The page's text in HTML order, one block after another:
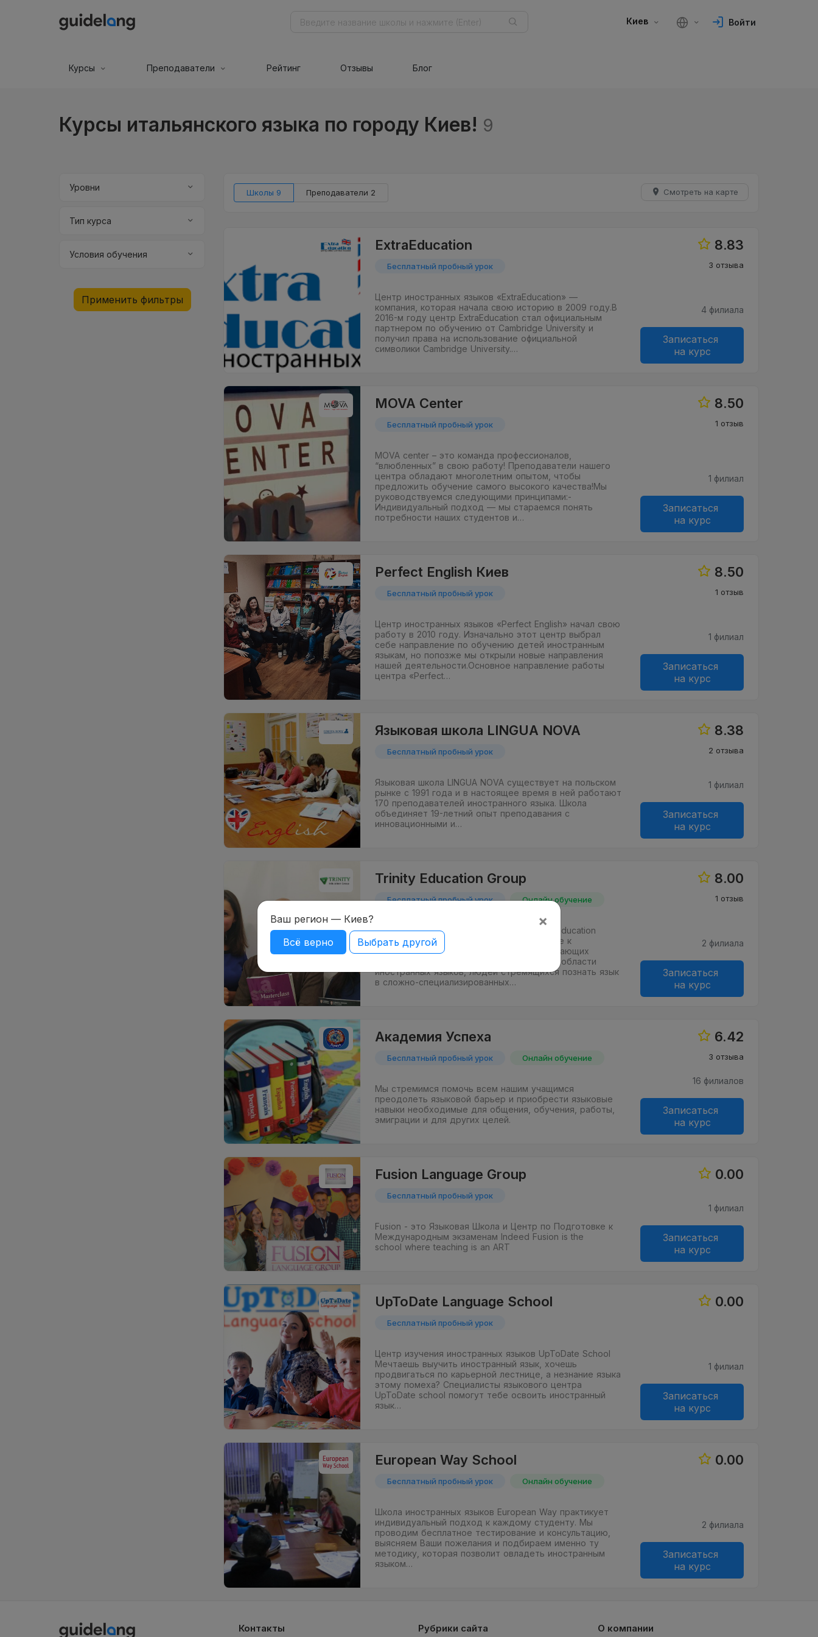
Киев Войти
Курсы Преподаватели Рейтинг Отзывы Блог
Курсы итальянского языка по городу Киев! 9
Уровни
Тип курса
Условия обучения
Применить фильтры
Школы 9 Преподаватели 2 Смотреть на карте
ExtraEducation
Бесплатный пробный урок
Центр иностранных языков «ExtraEducation» —
компания, которая начала свою историю в 2009 году.В
2016-м году центр ExtraEducation стал официальным
партнером по обучению от Cambridge University и
получил права на использование официальной
символики Cambridge University.…
8.83
3 отзыва
4 филиала
Записаться
на курс
MOVA Сenter
Бесплатный пробный урок
MOVA center – это команда профессионалов,
“влюбленных” в свою работу! Преподаватели нашего
центра обладают многолетним опытом, чтобы
предложить обучение самого высокого качества!Мы
руководствуемся следующими принципами:-
Индивидуальный подход — мы стараемся понять
потребности наших студентов и…
8.50
1 отзыв
1 филиал
Записаться
на курс
Perfect English Киев
Бесплатный пробный урок
Центр иностранных языков «Perfect English» начал свою
работу в 2010 году. Изначально этот центр выбрал
себе направление по обучению детей иностранным
языкам, но попозже мы открыли новые направления
нашей деятельности.Основное направление работы
центра «Perfect…
8.50
1 отзыв
1 филиал
Записаться
на курс
Языковая школа LINGUA NOVA
Бесплатный пробный урок
Языковая школа LINGUA NOVA существует на польском
рынке с 1991 года и в настоящее время в ней работают
170 преподавателей иностранного языка. Школа
объединяет 19-летний опыт преподавания с
инновационными и…
8.38
2 отзыва
1 филиал
Записаться
на курс
Trinity Education Group
Бесплатный пробный урок Онлайн обучение
Бизнес школа иностранных языков Trinity Education
Group - это языковой центр по подготовке к
Международным экзаменам для всех желающих
обладать профессиональными знаниями в области
иностранных языков, людей стремящихся познать язык
в сложно-специализированных…
8.00
1 отзыв
2 филиала
Записаться
на курс
Академия Успеха
Бесплатный пробный урок Онлайн обучение
Мы стремимся помочь всем нашим учащимся
преодолеть языковой барьер и приобрести языковые
навыки необходимые для общения, обучения, работы,
эмиграции и для других целей.
6.42
3 отзыва
16 филиалов
Записаться
на курс
Fusion Language Group
Бесплатный пробный урок
Fusion - это Языковая Школа и Центр по Подготовке к
Международным экзаменам Indeed Fusion is the
school where teaching is an ART
0.00
1 филиал
Записаться
на курс
UpToDate Language School
Бесплатный пробный урок
Центр изучения иностранных языков UpToDate School
Мечтаешь выучить иностранный язык, хочешь
продвигаться по карьерной лестнице, а незнание языка
этому помеха? Специалисты языкового центра
UpToDate school помогут тебе освоить иностранный
язык…
0.00
1 филиал
Записаться
на курс
European Way School
Бесплатный пробный урок Онлайн обучение
Школа иностранных языков European Way практикует
индивидуальный подход к каждому студенту. Мы
проводим бесплатное тестирование и консультацию,
выясняем Ваши пожелания и подбираем именно ту
методику, которая позволит овладеть иностранным
языком…
0.00
2 филиала
Записаться
на курс
Контакты Рубрики сайта О компании
×
Ваш регион — Киев?
Всё верно
Выбрать другой